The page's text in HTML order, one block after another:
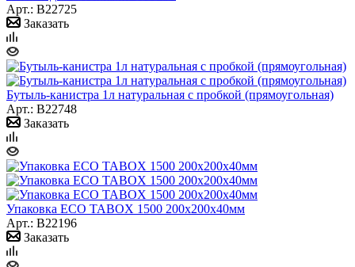
Арт.: B22725
Заказать
Бутыль-канистра 1л натуральная с пробкой (прямоугольная)
Арт.: B22748
Заказать
Упаковка ECO TABOX 1500 200х200х40мм
Арт.: B22196
Заказать